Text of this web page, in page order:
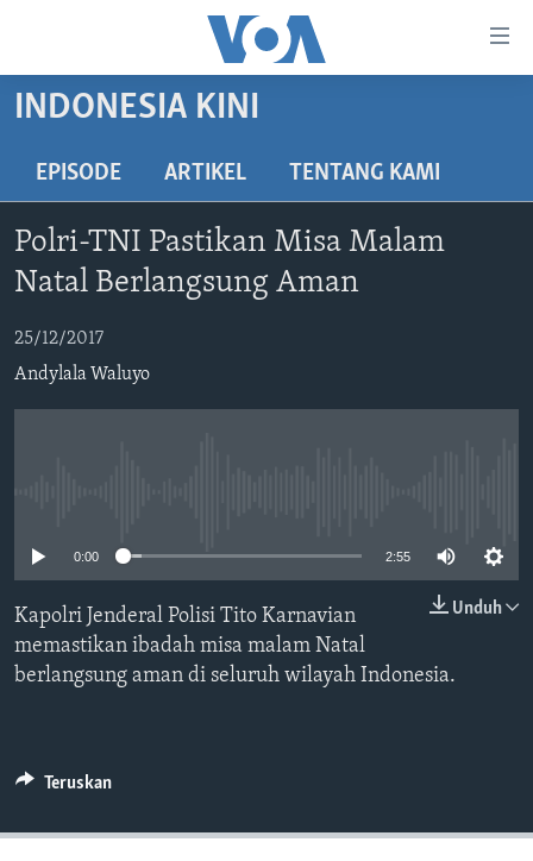
Akses
Utama
Lanjut
ke
Utama
Lanjut
DUNIA
POLYGRAPH
DAFTAR PROGRAM
Learning English
INDONESIA KINI
EPISODE ARTIKEL TENTANG KAMI
Polri-TNI Pastikan Misa Malam
Natal Berlangsung Aman
25/12/2017
Andylala Waluyo
0:00 2:55
Unduh
Kapolri Jenderal Polisi Tito Karnavian
memastikan ibadah misa malam Natal
berlangsung aman di seluruh wilayah Indonesia.
Teruskan